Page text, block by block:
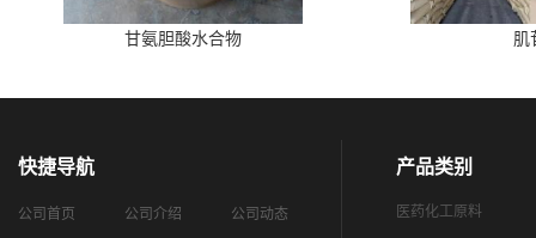
甘氨胆酸水合物 肌
快捷导航
公司首页 公司介绍 公司动态
产品类别
医药化工原料